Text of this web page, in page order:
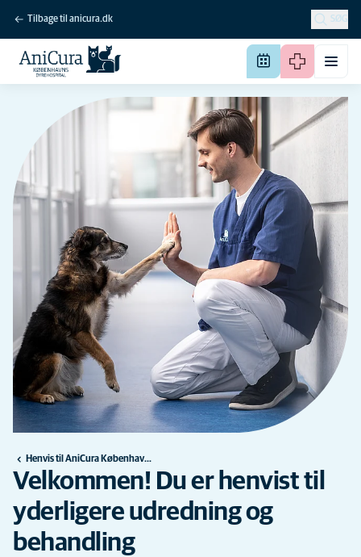
Tilbage til anicura.dk SØG
Henvis til AniCura Københavns Dyrehospital
Velkommen! Du er henvist til
yderligere udredning og
behandling